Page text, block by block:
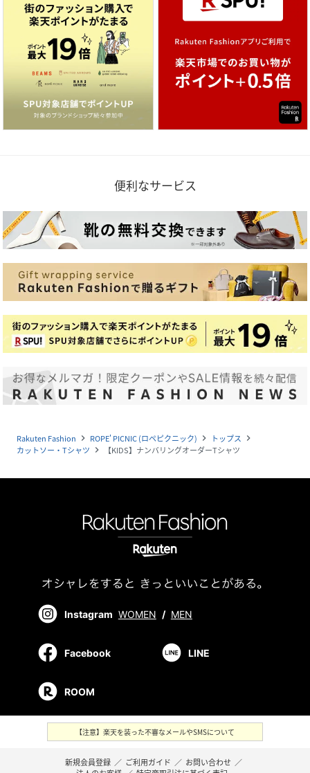
便利なサービス
Rakuten Fashion navigate_next ROPE' PICNIC (ロペピクニック) navigate_next トップス navigate_next
カットソー・Tシャツ navigate_next 【KIDS】ナンバリングオーダーTシャツ
Instagram WOMEN / MEN
Facebook LINE
ROOM
【注意】楽天を装った不審なメールやSMSについて
新規会員登録 ／ ご利用ガイド ／ お問い合わせ ／